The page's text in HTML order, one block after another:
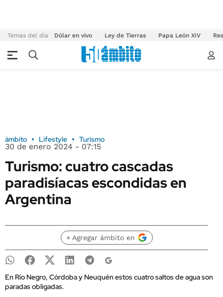
Temas del día Dólar en vivo Ley de Tierras Papa León XIV
ámbito Lifestyle Turismo
30 de enero 2024 - 07:15
Turismo: cuatro cascadas
paradisíacas escondidas en
Argentina
+ Agregar ámbito en
En Río Negro, Córdoba y Neuquén estos cuatro saltos de agua son
paradas obligadas.